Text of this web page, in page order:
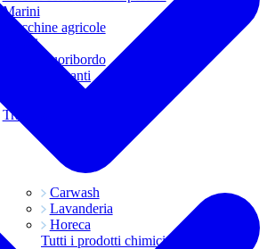
Marini
Macchine agricole
Grassi
Moto e fuoribordo
Tutti i lubrificanti
Trasmissioni
Carwash
Lavanderia
Horeca
Tutti i prodotti chimici